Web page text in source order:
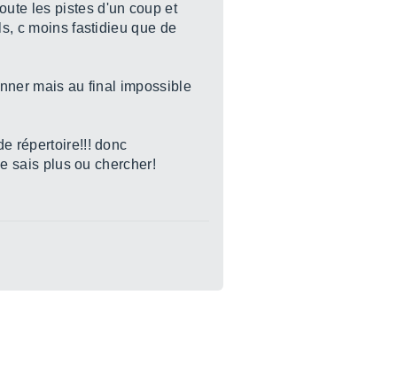
les pistes d'un coup et
c moins fastidieu que de
mais au final impossible
répertoire!!! donc
sais plus ou chercher!